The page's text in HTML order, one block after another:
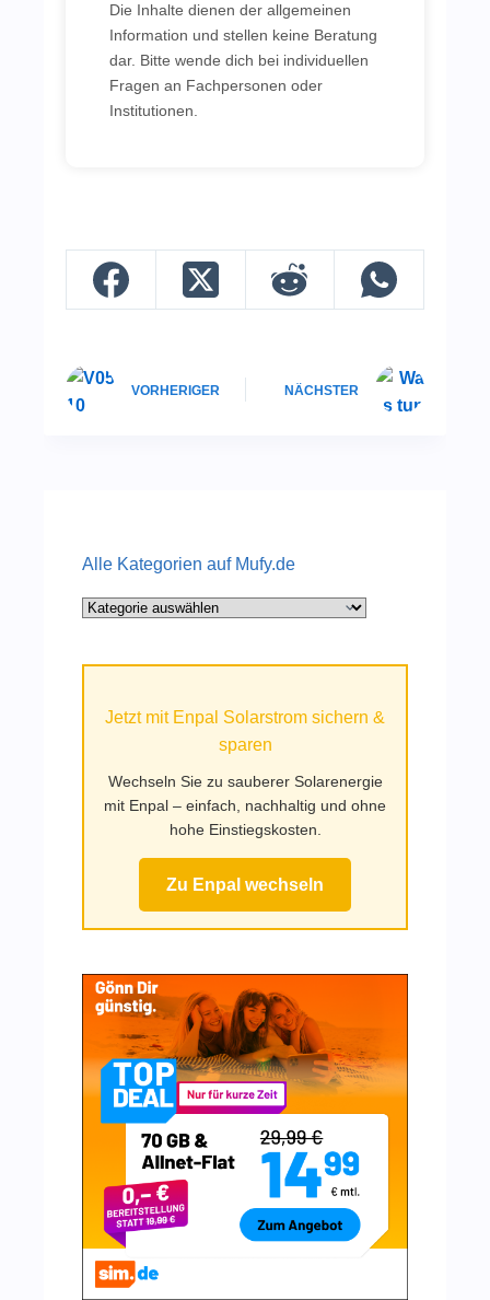
Die Inhalte dienen der allgemeinen
Information und stellen keine Beratung
dar. Bitte wende dich bei individuellen
Fragen an Fachpersonen oder
Institutionen.
VORHERIGER NÄCHSTER
Alle Kategorien auf Mufy.de
Alle
Jetzt mit Enpal Solarstrom sichern &
sparen
Wechseln Sie zu sauberer Solarenergie
mit Enpal – einfach, nachhaltig und ohne
hohe Einstiegskosten.
Zu Enpal wechseln